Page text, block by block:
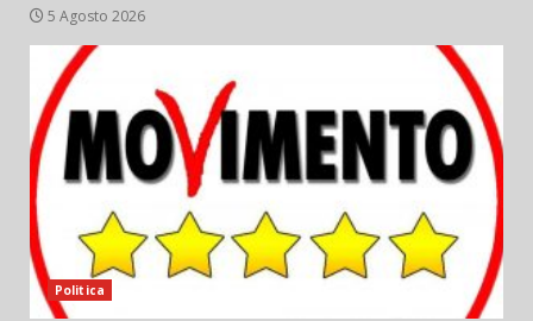
5 Agosto 2026
Politica